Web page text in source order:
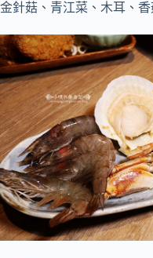
金針菇、青江菜、木耳、